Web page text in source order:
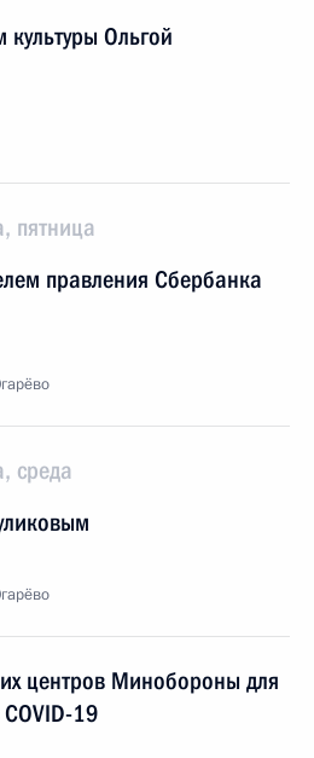
Ольгой
пятница
правления Сбербанка
среда
центров Минобороны для
19